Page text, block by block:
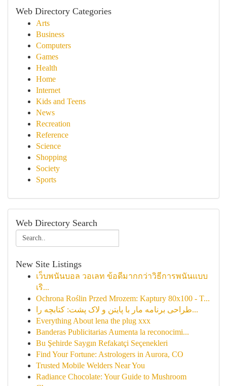
Web Directory Categories
Arts
Business
Computers
Games
Health
Home
Internet
Kids and Teens
News
Recreation
Reference
Science
Shopping
Society
Sports
Web Directory Search
New Site Listings
เว็บพนันบอล วอเลท ข้อดีมากกว่าวิธีการพนันแบบ
เริ...
Ochrona Roślin Przed Mrozem: Kaptury 80x100 - T...
طراحی برنامه مار با پایتن و لاک پشت: کتابچه را...
Everything About lena the plug xxx
Banderas Publicitarias Aumenta la reconocimi...
Bu Şehirde Saygın Refakatçi Seçenekleri
Find Your Fortune: Astrologers in Aurora, CO
Trusted Mobile Welders Near You
Radiance Chocolate: Your Guide to Mushroom